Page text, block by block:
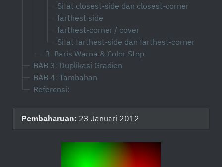
Sifat closest-side dan closest-corner
farthest side
farthest-corner / cover
Sifat farthest-side dan farthest-corner
3. Baris Warna & Color Stop
BAB 3: Duplikasi Gradien
BAB 4: Tambahan
Referensi:
Pembaharuan: 23 Januari 2012